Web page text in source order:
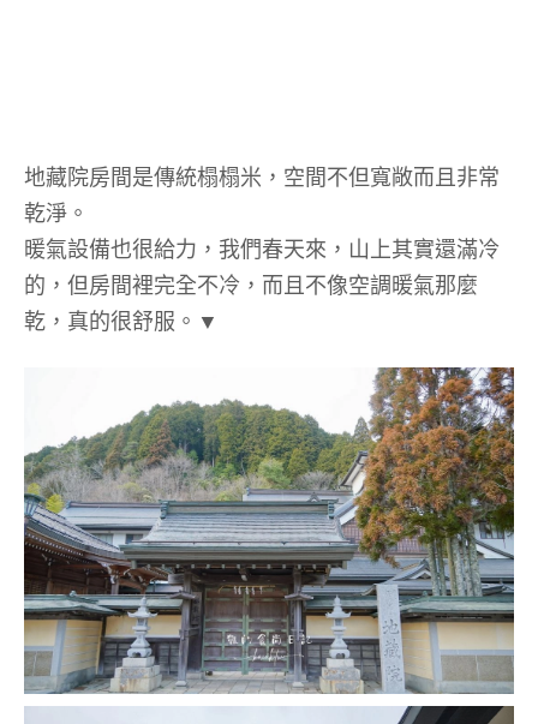
地藏院房間是傳統榻榻米，空間不但寬敞而且非常
乾淨。
暖氣設備也很給力，我們春天來，山上其實還滿冷
的，但房間裡完全不冷，而且不像空調暖氣那麼
乾，真的很舒服。▼